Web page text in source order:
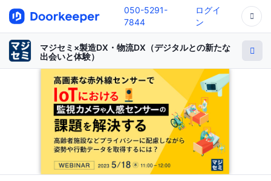
050-5291-
7844
ログイ
ン
マジセミ×製造DX・物流DX（デジタルとの新たな
出会いと体験）